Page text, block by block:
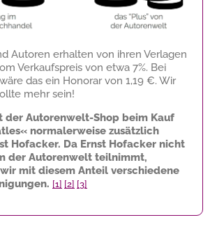
Autoren erhalten von ihren Verlagen
Verkaufspreis von etwa 7%. Bei
das ein Honorar von 1,19 €. Wir
mehr sein!
der Autorenwelt-Shop beim Kauf
normalerweise zusätzlich
Hofacker. Da Ernst Hofacker nicht
der Autorenwelt teilnimmt,
mit diesem Anteil verschiedene
[1] [2] [3]